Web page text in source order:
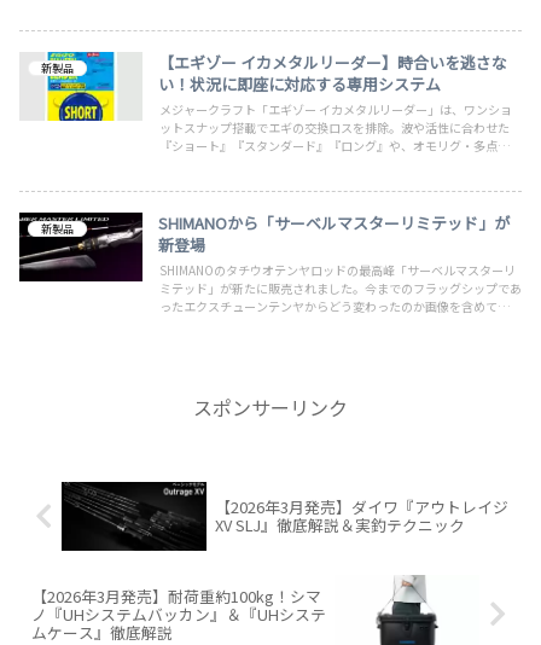
新製品
【エギゾー イカメタルリーダー】時合いを逃さな
い！状況に即座に対応する専用システム
メジャークラフト「エギゾー イカメタルリーダー」は、ワンショ
ットスナップ搭載でエギの交換ロスを排除。波や活性に合わせた
『ショート』『スタンダード』『ロング』や、オモリグ・多点掛け
新製品
SHIMANOから「サーベルマスターリミテッド」が
新登場
SHIMANOのタチウオテンヤロッドの最高峰「サーベルマスターリ
ミテッド」が新たに販売されました。今までのフラッグシップであ
ったエクスチューンテンヤからどう変わったのか画像を含めてわか
スポンサーリンク
【2026年3月発売】ダイワ『アウトレイジ
XV SLJ』徹底解説＆実釣テクニック
【2026年3月発売】耐荷重約100kg！シマ
ノ『UHシステムバッカン』＆『UHシステ
ムケース』徹底解説